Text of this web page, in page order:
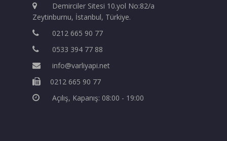
Demirciler Sitesi 10.yol No:82/a
Zeytinburnu, İstanbul, Türkiye.
0212 665 90 77
0533 394 77 88
info@varliyapi.net
0212 665 90 77
Açılış, Kapanış: 08:00 - 19:00